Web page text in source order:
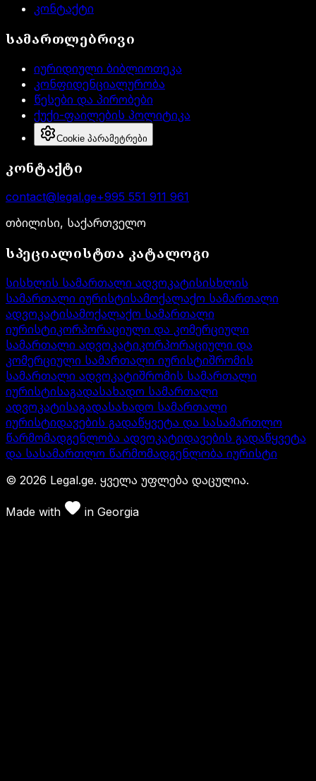
კონტაქტი
სამართლებრივი
იურიდიული ბიბლიოთეკა
კონფიდენციალურობა
წესები და პირობები
ქუქი-ფაილების პოლიტიკა
Cookie პარამეტრები
კონტაქტი
contact@legal.ge+995 551 911 961
თბილისი, საქართველო
სპეციალისტთა კატალოგი
სისხლის სამართალი ადვოკატისისხლის
სამართალი იურისტისამოქალაქო სამართალი
ადვოკატისამოქალაქო სამართალი
იურისტიკორპორაციული და კომერციული
სამართალი ადვოკატიკორპორაციული და
კომერციული სამართალი იურისტიშრომის
სამართალი ადვოკატიშრომის სამართალი
იურისტისაგადასახადო სამართალი
ადვოკატისაგადასახადო სამართალი
იურისტიდავების გადაწყვეტა და სასამართლო
წარმომადგენლობა ადვოკატიდავების გადაწყვეტა
და სასამართლო წარმომადგენლობა იურისტი
© 2026 Legal.ge. ყველა უფლება დაცულია.
Made with in Georgia